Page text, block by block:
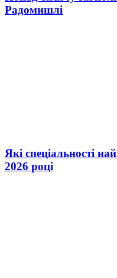
Радомишлі
Які спеціальності
2026 році